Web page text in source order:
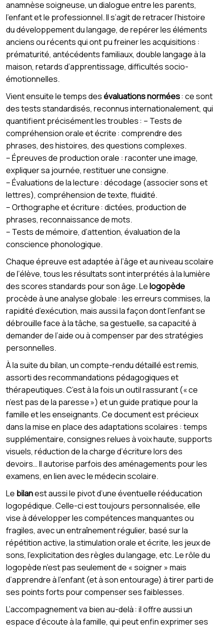
anamnèse soigneuse, un dialogue entre les parents,
l’enfant et le professionnel. Il s’agit de retracer l’histoire
du développement du langage, de repérer les éléments
anciens ou récents qui ont pu freiner les acquisitions :
prématurité, antécédents familiaux, double langage à la
maison, retards d’apprentissage, difficultés socio-
émotionnelles.
Vient ensuite le temps desévaluations normées: ce sont
des tests standardisés, reconnus internationalement, qui
quantifient précisément les troubles : – Tests de
compréhension orale et écrite : comprendre des
phrases, des histoires, des questions complexes.
– Épreuves de production orale : raconter une image,
expliquer sa journée, restituer une consigne.
– Évaluations de la lecture : décodage (associer sons et
lettres), compréhension de texte, fluidité.
– Orthographe et écriture : dictées, production de
phrases, reconnaissance de mots.
– Tests de mémoire, d’attention, évaluation de la
conscience phonologique.
Chaque épreuve est adaptée à l’âge et au niveau scolaire
de l’élève, tous les résultats sont interprétés à la lumière
des scores standards pour son âge. Lelogopède
procède à une analyse globale : les erreurs commises, la
rapidité d’exécution, mais aussi la façon dont l’enfant se
débrouille face à la tâche, sa gestuelle, sa capacité à
demander de l’aide ou à compenser par des stratégies
personnelles.
À la suite du bilan, un compte-rendu détaillé est remis,
assorti des recommandations pédagogiques et
thérapeutiques. C’est à la fois un outil rassurant (« ce
n’est pas de la paresse ») et un guide pratique pour la
famille et les enseignants. Ce document est précieux
dans la mise en place des adaptations scolaires : temps
supplémentaire, consignes relues à voix haute, supports
visuels, réduction de la charge d’écriture lors des
devoirs… Il autorise parfois des aménagements pour les
examens, en lien avec le médecin scolaire.
Le bilanest aussi le pivot d’une éventuelle rééducation
logopédique. Celle-ci est toujours personnalisée, elle
vise à développer les compétences manquantes ou
fragiles, avec un entraînement régulier, basé sur la
répétition active, la stimulation orale et écrite, les jeux de
sons, l’explicitation des règles du langage, etc. Le rôle du
logopède n’est pas seulement de « soigner » mais
d’apprendre à l’enfant (et à son entourage) à tirer parti de
ses points forts pour compenser ses faiblesses.
L’accompagnement va bien au-delà : il offre aussi un
espace d’écoute à la famille, qui peut enfin exprimer ses